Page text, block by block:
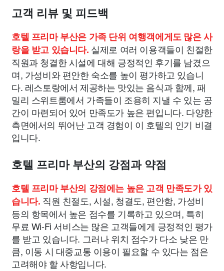
고객 리뷰 및 피드백
호텔 프리마 부산은 가족 단위 여행객에게도 많은 사
랑을 받고 있습니다. 실제로 여러 이용객들이 친절한
직원과 청결한 시설에 대해 긍정적인 후기를 남겼으
며, 가성비와 편안한 숙소를 높이 평가하고 있습니
다. 레스토랑에서 제공하는 맛있는 음식과 함께, 패
밀리 스위트룸에서 가족들이 조용히 지낼 수 있는 공
간이 마련되어 있어 만족도가 높은 편입니다. 다양한
측면에서의 뛰어난 고객 경험이 이 호텔의 인기 비결
입니다.
호텔 프리마 부산의 강점과 약점
호텔 프리마 부산의 강점에는 높은 고객 만족도가 있
습니다. 직원 친절도, 시설, 청결도, 편안함, 가성비
등의 항목에서 높은 점수를 기록하고 있으며, 특히
무료 Wi-Fi 서비스는 많은 고객들에게 긍정적인 평가
를 받고 있습니다. 그러나 위치 점수가 다소 낮은 만
큼, 이동 시 대중교통 이용이 필요할 수 있다는 점은
고려해야 할 사항입니다.